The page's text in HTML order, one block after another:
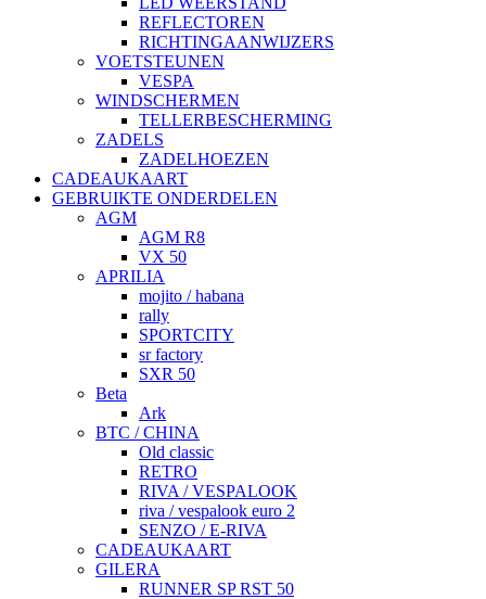
REFLECTOREN
RICHTINGAANWIJZERS
VOETSTEUNEN
VESPA
WINDSCHERMEN
TELLERBESCHERMING
ZADELS
ZADELHOEZEN
CADEAUKAART
GEBRUIKTE ONDERDELEN
AGM
AGM R8
VX 50
APRILIA
mojito / habana
rally
SPORTCITY
sr factory
SXR 50
Beta
Ark
BTC / CHINA
Old classic
RETRO
RIVA / VESPALOOK
riva / vespalook euro 2
SENZO / E-RIVA
CADEAUKAART
GILERA
RUNNER SP RST 50